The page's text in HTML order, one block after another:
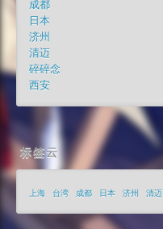
成都
日本
济州
清迈
碎碎念
西安
标签云
上海 台湾 成都 日本 济州 清迈